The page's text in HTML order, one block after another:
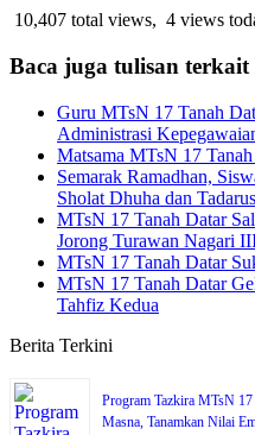
10,407 total views, 4 views
Baca juga tulisan
Guru MTsN 17 Tanah
Administrasi
Matsama MTsN 17
Semarak Ramadhan,
Sholat Dhuha dan
MTsN 17 Tanah Datar
Jorong Turawan Nagari
MTsN 17 Tanah Datar
MTsN 17 Tanah Datar
Tahfiz Kedua
Berita Terkini
Program Tazkira MTsN
Masna, Tanamkan Nilai